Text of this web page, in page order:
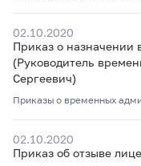
02.10.2020
Приказ о назначении
(Руководитель
Сергеевич)
Приказы о временных
02.10.2020
Приказ об отзыве